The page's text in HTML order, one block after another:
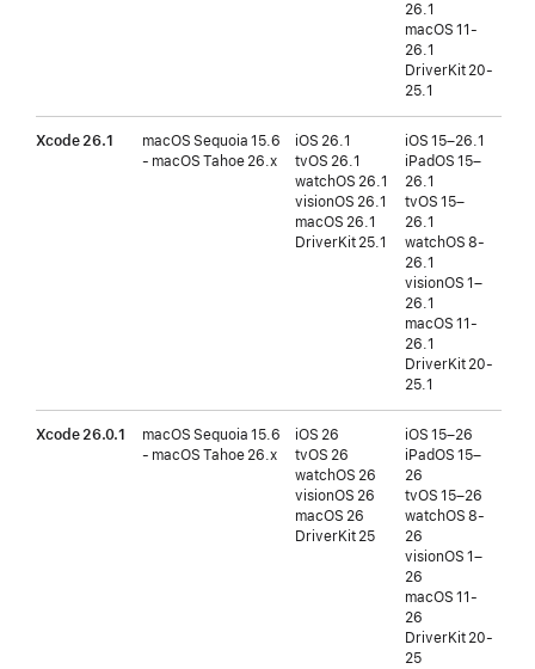
26.1
macOS 11-
26.1
DriverKit 20-
25.1
Xcode 26.1
macOS Sequoia 15.6
- macOS Tahoe 26.x
iOS 26.1
tvOS 26.1
watchOS 26.1
visionOS 26.1
macOS 26.1
DriverKit 25.1
iOS 15–26.1
iPadOS 15–
26.1
tvOS 15–
26.1
watchOS 8-
26.1
visionOS 1–
26.1
macOS 11-
26.1
DriverKit 20-
25.1
Xcode 26.0.1
macOS Sequoia 15.6
- macOS Tahoe 26.x
iOS 26
tvOS 26
watchOS 26
visionOS 26
macOS 26
DriverKit 25
iOS 15–26
iPadOS 15–
26
tvOS 15–26
watchOS 8-
26
visionOS 1–
26
macOS 11-
26
DriverKit 20-
25